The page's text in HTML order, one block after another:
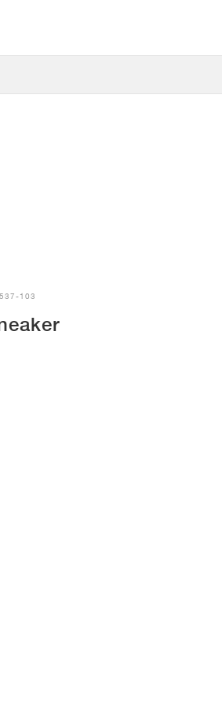
103